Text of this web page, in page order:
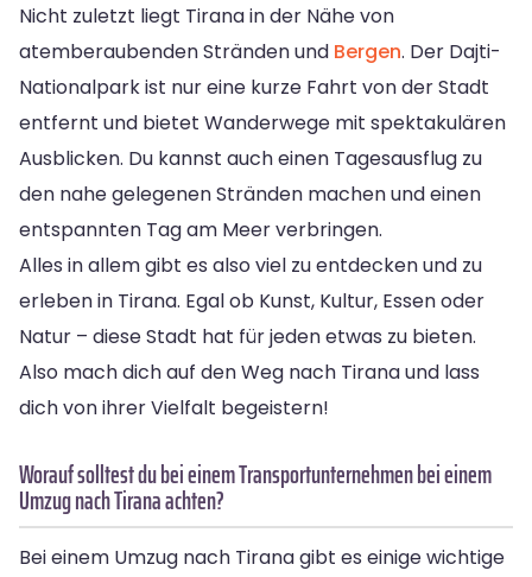
Nicht zuletzt liegt Tirana in der Nähe von
atemberaubenden Stränden und Bergen. Der Dajti-
Nationalpark ist nur eine kurze Fahrt von der Stadt
entfernt und bietet Wanderwege mit spektakulären
Ausblicken. Du kannst auch einen Tagesausflug zu
den nahe gelegenen Stränden machen und einen
entspannten Tag am Meer verbringen.
Alles in allem gibt es also viel zu entdecken und zu
erleben in Tirana. Egal ob Kunst, Kultur, Essen oder
Natur – diese Stadt hat für jeden etwas zu bieten.
Also mach dich auf den Weg nach Tirana und lass
dich von ihrer Vielfalt begeistern!
Worauf solltest du bei einem Transportunternehmen bei einem
Umzug nach Tirana achten?
Bei einem Umzug nach Tirana gibt es einige wichtige